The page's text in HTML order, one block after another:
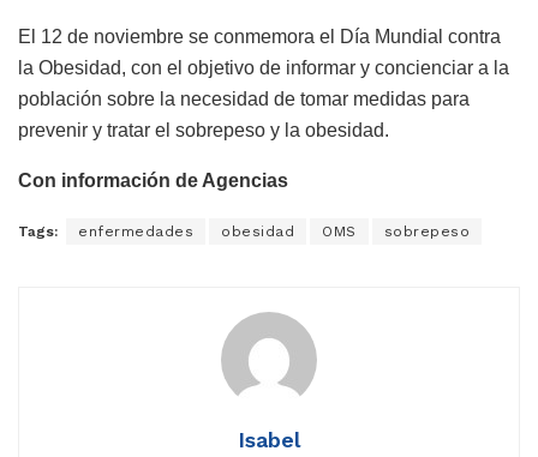
El 12 de noviembre se conmemora el Día Mundial contra
la Obesidad, con el objetivo de informar y concienciar a la
población sobre la necesidad de tomar medidas para
prevenir y tratar el sobrepeso y la obesidad.
Con información de Agencias
Tags: enfermedades obesidad OMS sobrepeso
Isabel